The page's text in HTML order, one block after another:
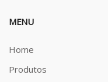
MENU
Home
Produtos